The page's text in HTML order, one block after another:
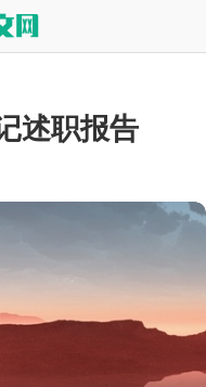
述职报告